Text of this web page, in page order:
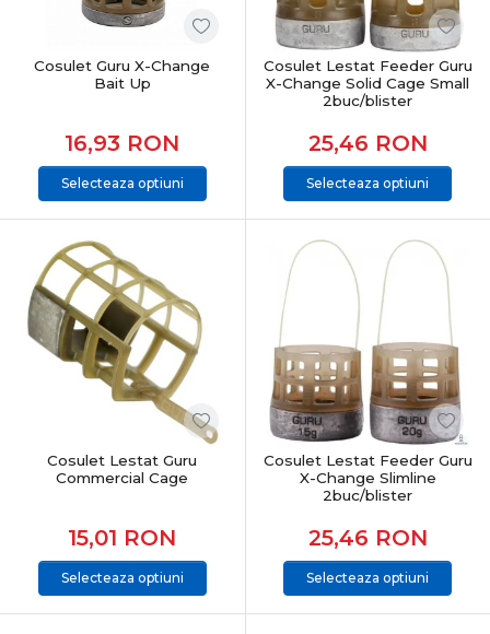
Categoria Crap din PRO ANGLER este structurată
pentru pescarii care caută performanță reală, fiabilitate
și echipamente testate. Produsele sunt atent
selecționate pentru pescuit recreativ, sesiuni lungi sau
competiții, acoperind toate nevoile pescarului modern
de crap.
CONCLUZIE
Pescuitul la crap înseamnă echilibru între putere,
control și precizie. Alegerea echipamentelor potrivite îți
oferă încredere, eficiență și șanse reale la capturi
memorabile, indiferent de locul sau condițiile de pescuit.
Cosulet Guru X-Change
Bait Up
16,93 RON
Selecteaza optiuni
Cosulet Lestat Feeder Guru
X-Change Solid Cage Small
2buc/blister
25,46 RON
Selecteaza optiuni
Cosulet Lestat Guru
Commercial Cage
15,01 RON
Selecteaza optiuni
Cosulet Lestat Feeder Guru
X-Change Slimline
2buc/blister
25,46 RON
Selecteaza optiuni